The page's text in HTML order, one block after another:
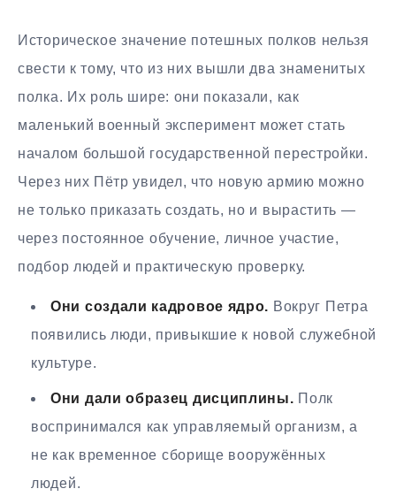
Историческое значение потешных полков нельзя
свести к тому, что из них вышли два знаменитых
полка. Их роль шире: они показали, как
маленький военный эксперимент может стать
началом большой государственной перестройки.
Через них Пётр увидел, что новую армию можно
не только приказать создать, но и вырастить —
через постоянное обучение, личное участие,
подбор людей и практическую проверку.
Они создали кадровое ядро. Вокруг Петра
появились люди, привыкшие к новой служебной
культуре.
Они дали образец дисциплины. Полк
воспринимался как управляемый организм, а
не как временное сборище вооружённых
людей.